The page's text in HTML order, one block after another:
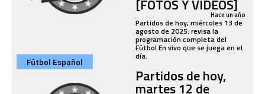
[FOTOS Y VIDEOS]
Hace un año
Partidos de hoy, miércoles 13 de
agosto de 2025: revisa la
programación completa del
Fútbol En vivo que se juega en el
día.
Fútbol Español
Partidos de hoy,
martes 12 de